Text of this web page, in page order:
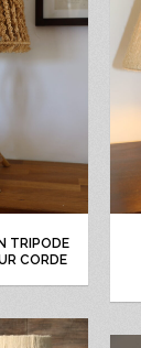
TRIPODE
CORDE